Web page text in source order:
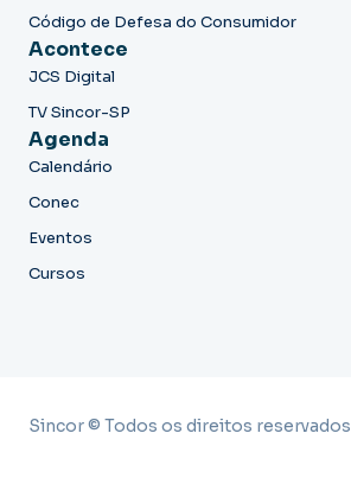
Código de Defesa do Consumidor
Acontece
JCS Digital
TV Sincor-SP
Agenda
Calendário
Conec
Eventos
Cursos
Sincor © Todos os direitos reservados